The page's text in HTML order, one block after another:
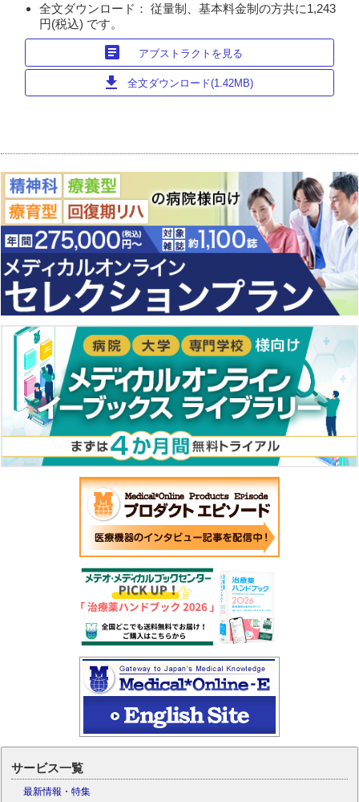
全文ダウンロード： 従量制、基本料金制の方共に1,243
円(税込) です。
article アブストラクトを見る
download 全文ダウンロード(1.42MB)
サービス一覧
最新情報・特集